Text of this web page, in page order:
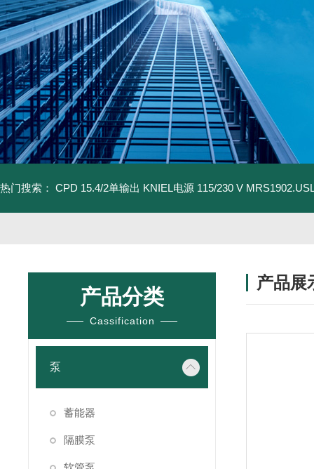
热门搜索： CPD 15.4/2单输出 KNIEL电源 115/230 V
产品分类
Cassification
泵
蓄能器
隔膜泵
产品展